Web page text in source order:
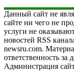
Данный сайт не
сайте ни чего не
услуги не
новостей RSS
newsru.com.
ответственность за
Администрация